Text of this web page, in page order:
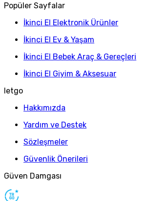
Popüler Sayfalar
İkinci El Elektronik Ürünler
İkinci El Ev & Yaşam
İkinci El Bebek Araç & Gereçleri
İkinci El Giyim & Aksesuar
letgo
Hakkımızda
Yardım ve Destek
Sözleşmeler
Güvenlik Önerileri
Güven Damgası